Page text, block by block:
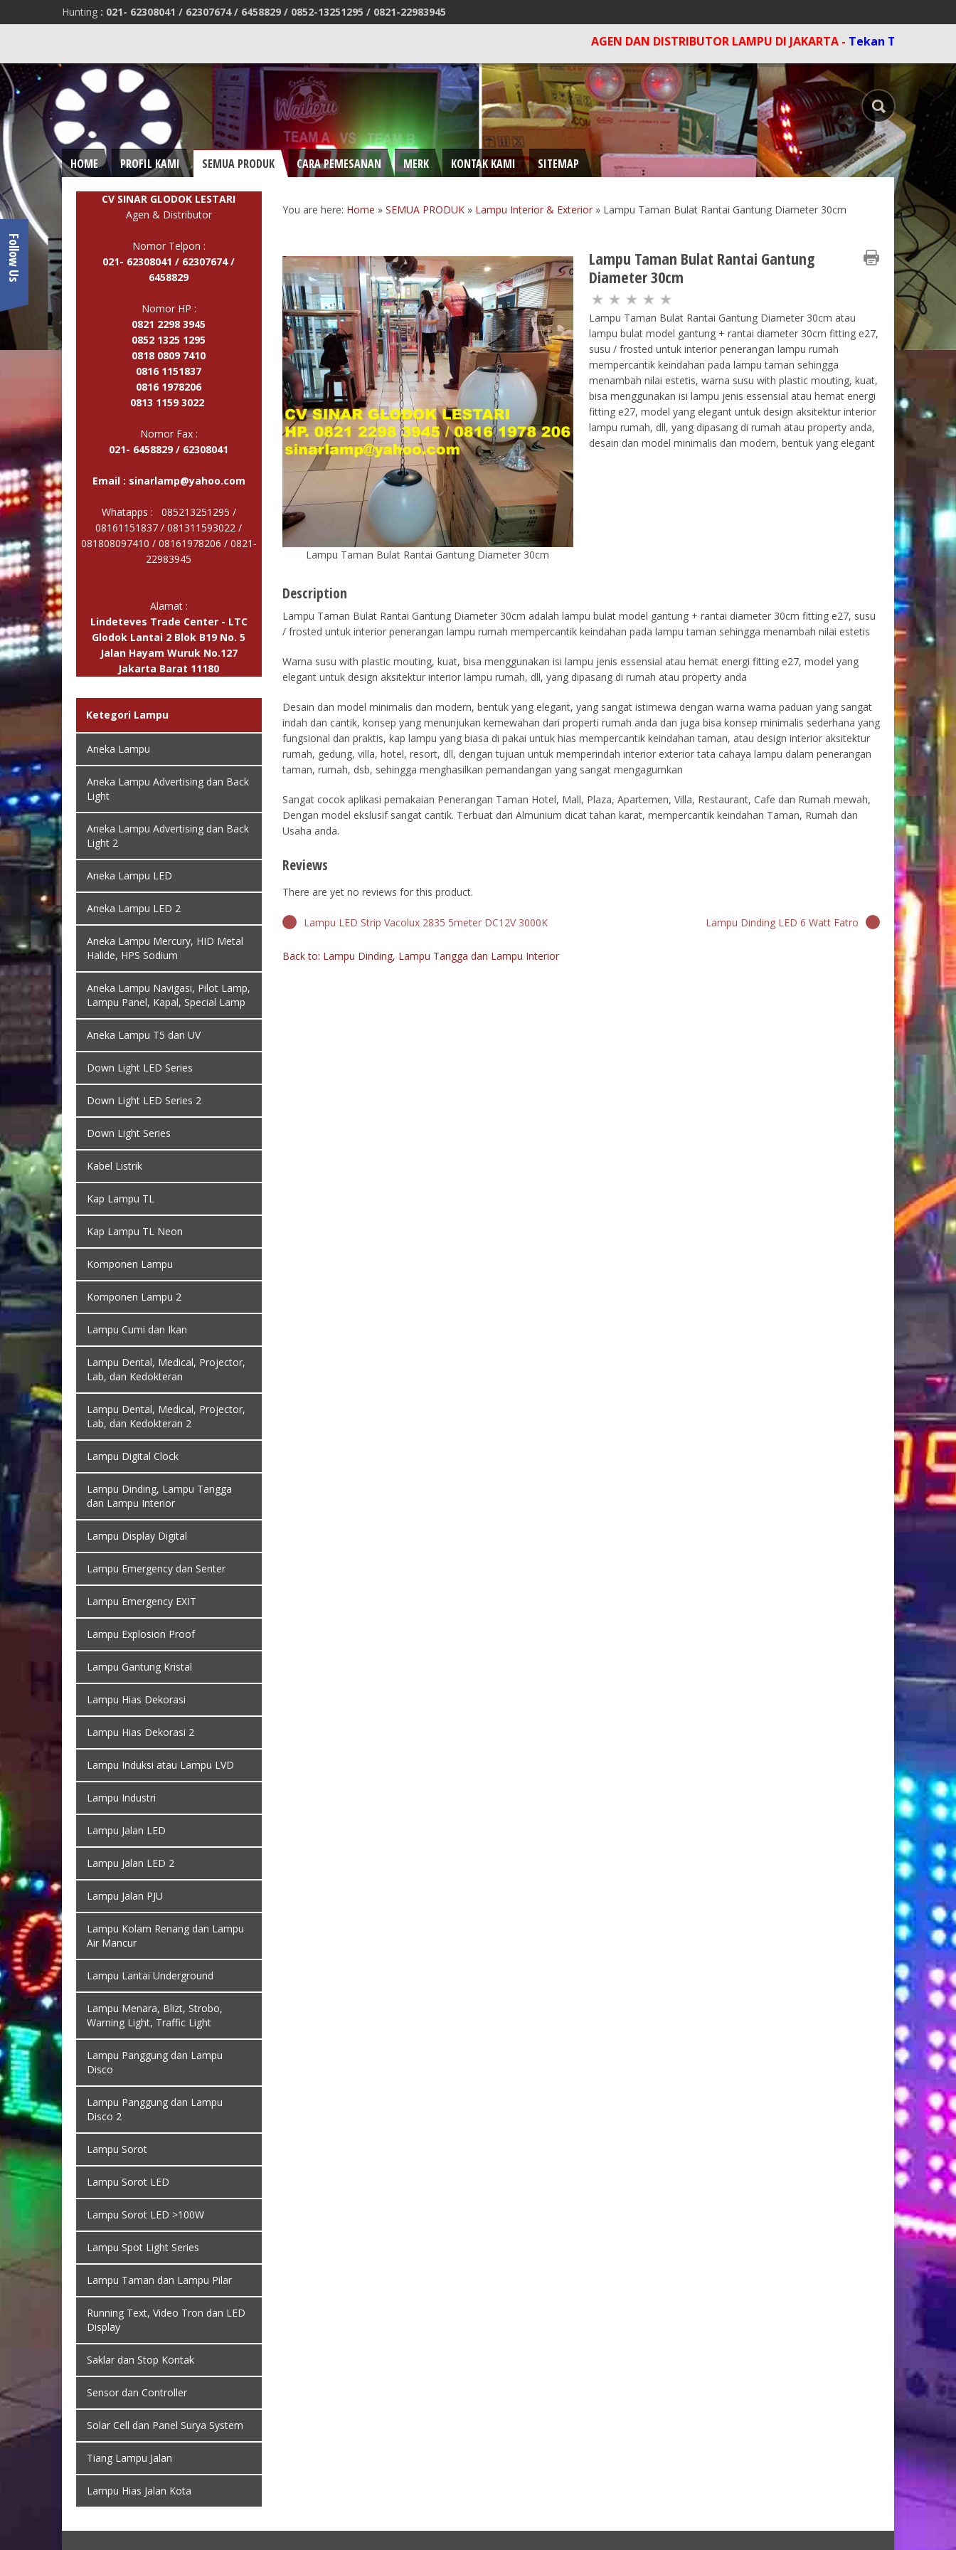
Hunting : 021- 62308041 / 62307674 / 6458829 / 0852-13251295 / 0821-22983945
AGEN DAN DISTRIBUTOR LAMPU DI JAKARTA -Tekan Tombol F5 di
HOME PROFIL KAMI SEMUA PRODUK CARA PEMESANAN MERK KONTAK KAMI SITEMAP
CV SINAR GLODOK LESTARI
Agen & Distributor
Nomor Telpon :
021- 62308041 / 62307674 /
6458829
Nomor HP :
0821 2298 3945
0852 1325 1295
0818 0809 7410
0816 1151837
0816 1978206
0813 1159 3022
Nomor Fax :
021- 6458829 / 62308041
Email : sinarlamp@yahoo.com
Whatapps : 085213251295 /
08161151837 / 081311593022 /
081808097410 / 08161978206 / 0821-
22983945
Alamat :
Lindeteves Trade Center - LTC
Glodok Lantai 2 Blok B19 No. 5
Jalan Hayam Wuruk No.127
Jakarta Barat 11180
Ketegori Lampu
Aneka Lampu
Aneka Lampu Advertising dan Back
Light
Aneka Lampu Advertising dan Back
Light 2
Aneka Lampu LED
Aneka Lampu LED 2
Aneka Lampu Mercury, HID Metal
Halide, HPS Sodium
Aneka Lampu Navigasi, Pilot Lamp,
Lampu Panel, Kapal, Special Lamp
Aneka Lampu T5 dan UV
Down Light LED Series
Down Light LED Series 2
Down Light Series
Kabel Listrik
Kap Lampu TL
Kap Lampu TL Neon
Komponen Lampu
Komponen Lampu 2
Lampu Cumi dan Ikan
Lampu Dental, Medical, Projector,
Lab, dan Kedokteran
Lampu Dental, Medical, Projector,
Lab, dan Kedokteran 2
Lampu Digital Clock
Lampu Dinding, Lampu Tangga
dan Lampu Interior
Lampu Display Digital
Lampu Emergency dan Senter
Lampu Emergency EXIT
Lampu Explosion Proof
Lampu Gantung Kristal
Lampu Hias Dekorasi
Lampu Hias Dekorasi 2
Lampu Induksi atau Lampu LVD
Lampu Industri
Lampu Jalan LED
Lampu Jalan LED 2
Lampu Jalan PJU
Lampu Kolam Renang dan Lampu
Air Mancur
Lampu Lantai Underground
Lampu Menara, Blizt, Strobo,
Warning Light, Traffic Light
Lampu Panggung dan Lampu
Disco
Lampu Panggung dan Lampu
Disco 2
Lampu Sorot
Lampu Sorot LED
Lampu Sorot LED >100W
Lampu Spot Light Series
Lampu Taman dan Lampu Pilar
Running Text, Video Tron dan LED
Display
Saklar dan Stop Kontak
Sensor dan Controller
Solar Cell dan Panel Surya System
Tiang Lampu Jalan
Lampu Hias Jalan Kota
You are here: Home » SEMUA PRODUK» Lampu Interior & Exterior» Lampu Taman Bulat Rantai Gantung Diameter 30cm
Lampu Taman Bulat Rantai Gantung Diameter 30cm
Lampu Taman Bulat Rantai Gantung
Diameter 30cm
Lampu Taman Bulat Rantai Gantung Diameter 30cm atau
lampu bulat model gantung + rantai diameter 30cm fitting e27,
susu / frosted untuk interior penerangan lampu rumah
mempercantik keindahan pada lampu taman sehingga
menambah nilai estetis, warna susu with plastic mouting, kuat,
bisa menggunakan isi lampu jenis essensial atau hemat energi
fitting e27, model yang elegant untuk design aksitektur interior
lampu rumah, dll, yang dipasang di rumah atau property anda,
desain dan model minimalis dan modern, bentuk yang elegant
Description
Lampu Taman Bulat Rantai Gantung Diameter 30cm adalah lampu bulat model gantung + rantai diameter 30cm fitting e27, susu
/ frosted untuk interior penerangan lampu rumah mempercantik keindahan pada lampu taman sehingga menambah nilai estetis
Warna susu with plastic mouting, kuat, bisa menggunakan isi lampu jenis essensial atau hemat energi fitting e27, model yang
elegant untuk design aksitektur interior lampu rumah, dll, yang dipasang di rumah atau property anda
Desain dan model minimalis dan modern, bentuk yang elegant, yang sangat istimewa dengan warna warna paduan yang sangat
indah dan cantik, konsep yang menunjukan kemewahan dari properti rumah anda dan juga bisa konsep minimalis sederhana yang
fungsional dan praktis, kap lampu yang biasa di pakai untuk hias mempercantik keindahan taman, atau design interior aksitektur
rumah, gedung, villa, hotel, resort, dll, dengan tujuan untuk memperindah interior exterior tata cahaya lampu dalam penerangan
taman, rumah, dsb, sehingga menghasilkan pemandangan yang sangat mengagumkan
Sangat cocok aplikasi pemakaian Penerangan Taman Hotel, Mall, Plaza, Apartemen, Villa, Restaurant, Cafe dan Rumah mewah,
Dengan model ekslusif sangat cantik. Terbuat dari Almunium dicat tahan karat, mempercantik keindahan Taman, Rumah dan
Usaha anda.
Reviews
There are yet no reviews for this product.
Lampu Dinding LED 6 Watt Fatro
Lampu LED Strip Vacolux 2835 5meter DC12V 3000K
Back to: Lampu Dinding, Lampu Tangga dan Lampu Interior
Follow Us